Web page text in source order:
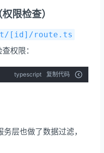
限检查）
[id]/route.ts
权限：
typescript 复制代码
层也做了数据过滤，